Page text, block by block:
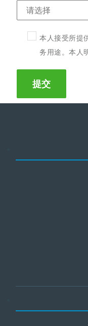
本人接受所提
务用途。本人